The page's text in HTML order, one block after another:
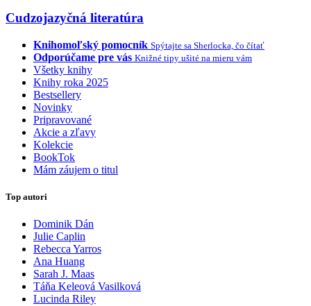
Cudzojazyčná literatúra
Knihomoľský pomocník Spýtajte sa Sherlocka, čo čítať
Odporúčame pre vás Knižné tipy ušité na mieru vám
Všetky knihy
Knihy roka 2025
Bestsellery
Novinky
Pripravované
Akcie a zľavy
Kolekcie
BookTok
Mám záujem o titul
Top autori
Dominik Dán
Julie Caplin
Rebecca Yarros
Ana Huang
Sarah J. Maas
Táňa Keleová Vasilková
Lucinda Riley